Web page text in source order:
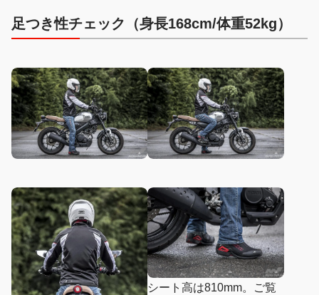
足つき性チェック（身長168cm/体重52kg）
シート高は810mm。ご覧